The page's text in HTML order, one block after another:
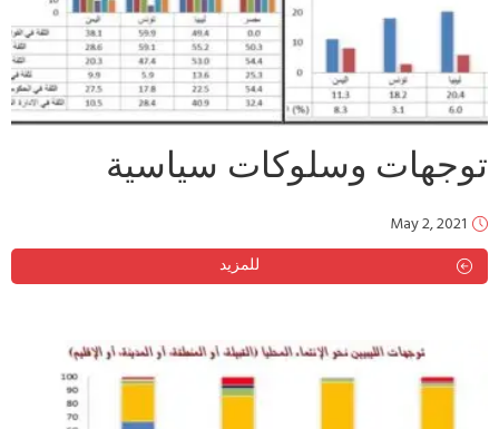
توجهات وسلوكات سياسية
May 2, 2021
للمزيد